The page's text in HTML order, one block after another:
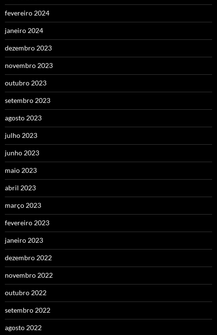
fevereiro 2024
janeiro 2024
dezembro 2023
novembro 2023
outubro 2023
setembro 2023
agosto 2023
julho 2023
junho 2023
maio 2023
abril 2023
março 2023
fevereiro 2023
janeiro 2023
dezembro 2022
novembro 2022
outubro 2022
setembro 2022
agosto 2022